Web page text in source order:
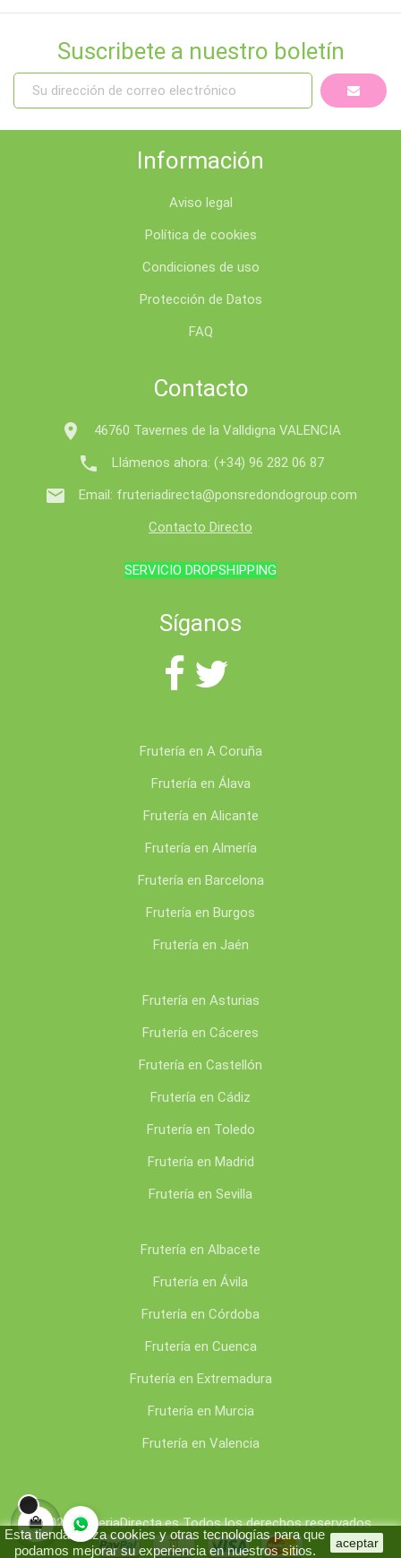
Suscribete a nuestro boletín
Información
Aviso legal
Política de cookies
Condiciones de uso
Protección de Datos
FAQ
Contacto
 46760 Tavernes de la Valldigna VALENCIA
 Llámenos ahora: (+34) 96 282 06 87
 Email: fruteriadirecta@ponsredondogroup.com
Contacto Directo
SERVICIO DROPSHIPPING
Síganos
Frutería en A Coruña
Frutería en Álava
Frutería en Alicante
Frutería en Almería
Frutería en Barcelona
Frutería en Burgos
Frutería en Jaén
Frutería en Asturias
Frutería en Cáceres
Frutería en Castellón
Frutería en Cádiz
Frutería en Toledo
Frutería en Madrid
Frutería en Sevilla
Frutería en Albacete
Frutería en Ávila
Frutería en Córdoba
Frutería en Cuenca
Frutería en Extremadura
Frutería en Murcia
Frutería en Valencia
© 2020 FruteriaDirecta.es Todos los derechos reservados.
Esta tienda utiliza cookies y otras tecnologías para que
podamos mejorar su experiencia en nuestros sitios.
aceptar